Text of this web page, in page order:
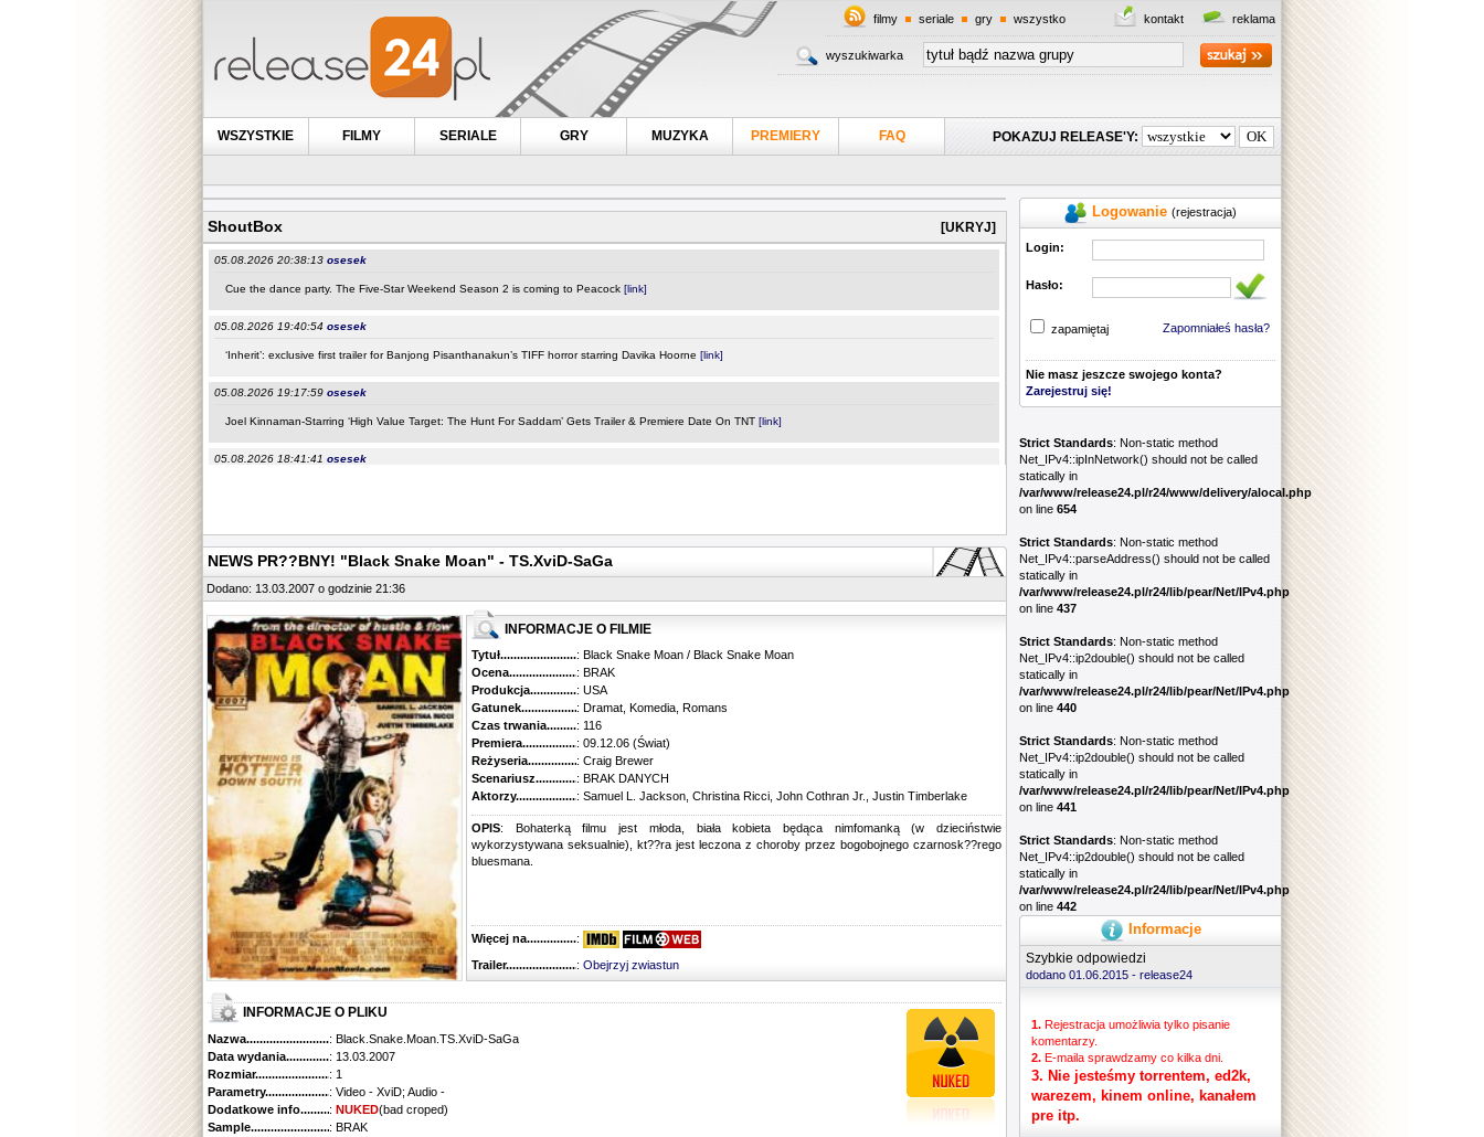
reklama
kontakt
filmy seriale gry wszystko
wyszukiwarka
POKAZUJ RELEASE'Y:
WSZYSTKIE FILMY SERIALE GRY MUZYKA PREMIERY FAQ
Logowanie (rejestracja)
Login:
Hasło:
Zapomniałeś hasła?
zapamiętaj
Nie masz jeszcze swojego konta?
Zarejestruj się!
Strict Standards: Non-static method
Net_IPv4::ipInNetwork() should not be called
statically in
/var/www/release24.pl/r24/www/delivery/alocal.php
on line 654
Strict Standards: Non-static method
Net_IPv4::parseAddress() should not be called
statically in
/var/www/release24.pl/r24/lib/pear/Net/IPv4.php
on line 437
Strict Standards: Non-static method
Net_IPv4::ip2double() should not be called
statically in
/var/www/release24.pl/r24/lib/pear/Net/IPv4.php
on line 440
Strict Standards: Non-static method
Net_IPv4::ip2double() should not be called
statically in
/var/www/release24.pl/r24/lib/pear/Net/IPv4.php
on line 441
Strict Standards: Non-static method
Net_IPv4::ip2double() should not be called
statically in
/var/www/release24.pl/r24/lib/pear/Net/IPv4.php
on line 442
Informacje
Szybkie odpowiedzi
dodano 01.06.2015 - release24
1. Rejestracja umożliwia tylko pisanie
komentarzy.
2. E-maila sprawdzamy co kilka dni.
3. Nie jesteśmy torrentem, ed2k,
warezem, kinem online, kanałem
pre itp.
[UKRYJ]
ShoutBox
NEWS PR??BNY! "Black Snake Moan" - TS.XviD-SaGa
Dodano: 13.03.2007 o godzinie 21:36
INFORMACJE O FILMIE
Tytuł............................................: Black Snake Moan / Black Snake Moan
Ocena.............................................
: BRAK
Produkcja.........................................
: USA
Gatunek...........................................
: Dramat, Komedia, Romans
Czas trwania......................................
: 116
Premiera..........................................
: 09.12.06 (Świat)
Reżyseria........................................
: Craig Brewer
Scenariusz........................................
: BRAK DANYCH
Aktorzy...........................................: Samuel L. Jackson, Christina Ricci, John Cothran Jr., Justin Timberlake
OPIS: Bohaterką filmu jest młoda, biała kobieta będąca nimfomanką (w dzieciństwie
wykorzystywana seksualnie), kt??ra jest leczona z choroby przez bogobojnego czarnosk??rego
bluesmana.
Więcej na........................................
:
Trailer...........................................
: Obejrzyj zwiastun
INFORMACJE O PLIKU
Nazwa.............................................: Black.Snake.Moan.TS.XviD-SaGa
Data wydania......................................
: 13.03.2007
Rozmiar...........................................
: 1
Parametry.........................................
: Video - XviD; Audio -
Dodatkowe info....................................
: NUKED(bad croped)
Sample............................................
: BRAK